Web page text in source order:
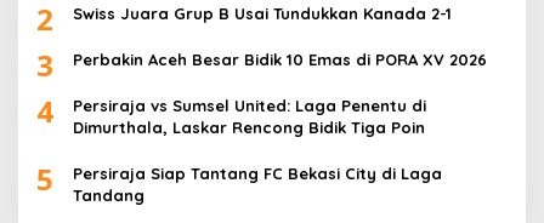
2 Swiss Juara Grup B Usai Tundukkan Kanada 2-1
3 Perbakin Aceh Besar Bidik 10 Emas di PORA XV 2026
4
Persiraja vs Sumsel United: Laga Penentu di
Dimurthala, Laskar Rencong Bidik Tiga Poin
5
Persiraja Siap Tantang FC Bekasi City di Laga
Tandang